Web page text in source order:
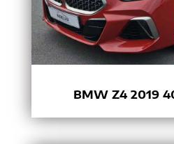
BMW Z4 2019